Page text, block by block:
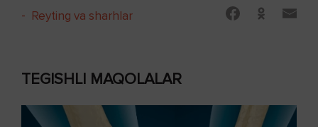
- Reyting va sharhlar
TEGISHLI MAQOLALAR